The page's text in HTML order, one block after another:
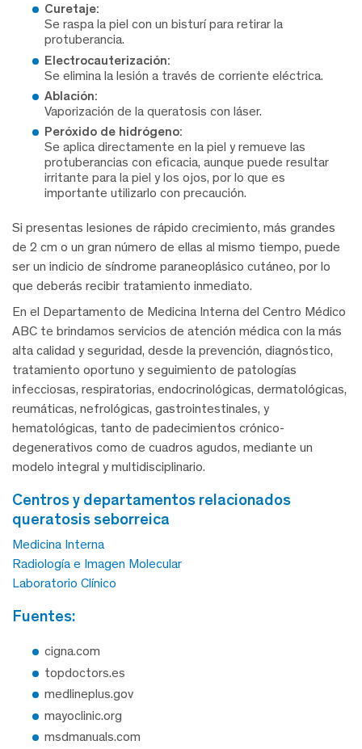
Curetaje:
Se raspa la piel con un bisturí para retirar la
protuberancia.
Electrocauterización:
Se elimina la lesión a través de corriente eléctrica.
Ablación:
Vaporización de la queratosis con láser.
Peróxido de hidrógeno:
Se aplica directamente en la piel y remueve las
protuberancias con eficacia, aunque puede resultar
irritante para la piel y los ojos, por lo que es
importante utilizarlo con precaución.
Si presentas lesiones de rápido crecimiento, más grandes
de 2 cm o un gran número de ellas al mismo tiempo, puede
ser un indicio de síndrome paraneoplásico cutáneo, por lo
que deberás recibir tratamiento inmediato.
En el Departamento de Medicina Interna del Centro Médico
ABC te brindamos servicios de atención médica con la más
alta calidad y seguridad, desde la prevención, diagnóstico,
tratamiento oportuno y seguimiento de patologías
infecciosas, respiratorias, endocrinológicas, dermatológicas,
reumáticas, nefrológicas, gastrointestinales, y
hematológicas, tanto de padecimientos crónico-
degenerativos como de cuadros agudos, mediante un
modelo integral y multidisciplinario.
centros y departamentos relacionados
queratosis seborreica
Medicina Interna
Radiología e Imagen Molecular
Laboratorio Clínico
fuentes:
cigna.com
topdoctors.es
medlineplus.gov
mayoclinic.org
msdmanuals.com